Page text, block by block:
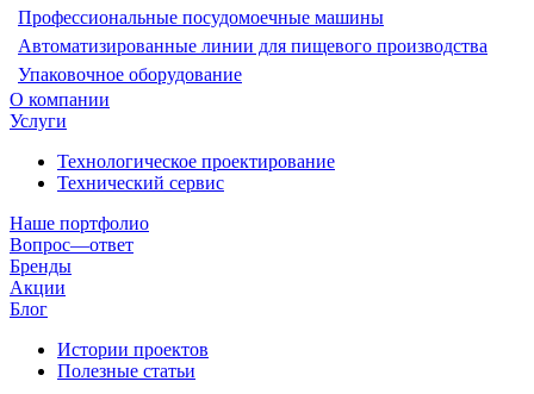
Профессиональные посудомоечные машины
Автоматизированные линии для пищевого производства
Упаковочное оборудование
О компании
Услуги
Технологическое проектирование
Технический сервис
Наше портфолио
Вопрос—ответ
Бренды
Акции
Блог
Истории проектов
Полезные статьи